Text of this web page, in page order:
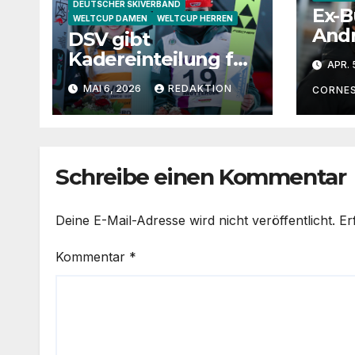
DEUTSCHER SKIVERBAND
WELTCUP DAMEN
WELTCUP HERREN
DSV gibt
Kadereinteilung für
2026/27 bekannt
MAI 6, 2026 REDAKTION
Ex-
gute
APR.
Schreibe einen Kommentar
Deine E-Mail-Adresse wird nicht veröffentlicht.
Kommentar *